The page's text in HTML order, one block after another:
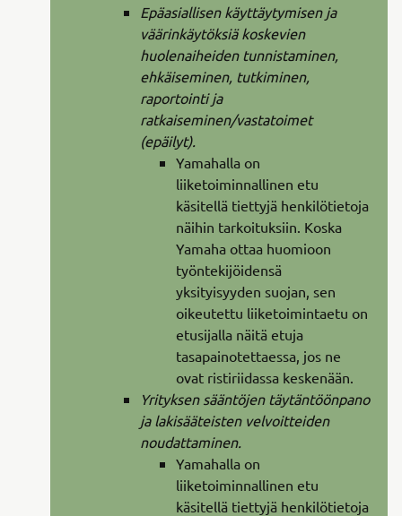
Epäasiallisen käyttäytymisen ja
väärinkäytöksiä koskevien
huolenaiheiden tunnistaminen,
ehkäiseminen, tutkiminen,
raportointi ja
ratkaiseminen/vastatoimet
(epäilyt).
Yamahalla on
liiketoiminnallinen etu
käsitellä tiettyjä henkilötietoja
näihin tarkoituksiin. Koska
Yamaha ottaa huomioon
työntekijöidensä
yksityisyyden suojan, sen
oikeutettu liiketoimintaetu on
etusijalla näitä etuja
tasapainotettaessa, jos ne
ovat ristiriidassa keskenään.
Yrityksen sääntöjen täytäntöönpano
ja lakisääteisten velvoitteiden
noudattaminen.
Yamahalla on
liiketoiminnallinen etu
käsitellä tiettyjä henkilötietoja